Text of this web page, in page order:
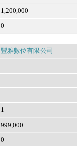
1,200,000
0
豐雅數位有限公司
1
999,000
0